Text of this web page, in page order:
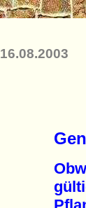
16.08.2003